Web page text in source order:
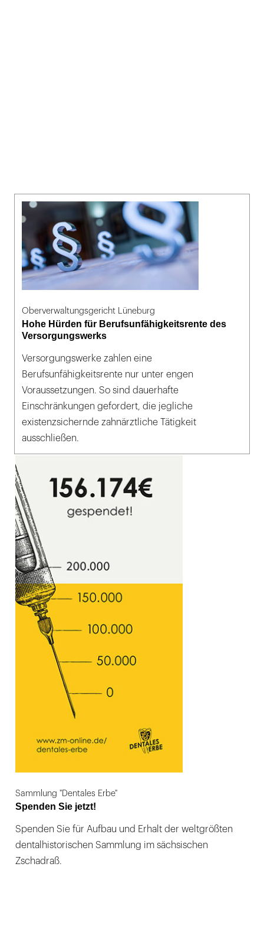
Oberverwaltungsgericht Lüneburg
Hohe Hürden für Berufsunfähigkeitsrente des
Versorgungswerks
Versorgungswerke zahlen eine
Berufsunfähigkeitsrente nur unter engen
Voraussetzungen. So sind dauerhafte
Einschränkungen gefordert, die jegliche
existenzsichernde zahnärztliche Tätigkeit
ausschließen.
Sammlung "Dentales Erbe"
Spenden Sie jetzt!
Spenden Sie für Aufbau und Erhalt der weltgrößten
dentalhistorischen Sammlung im sächsischen
Zschadraß.